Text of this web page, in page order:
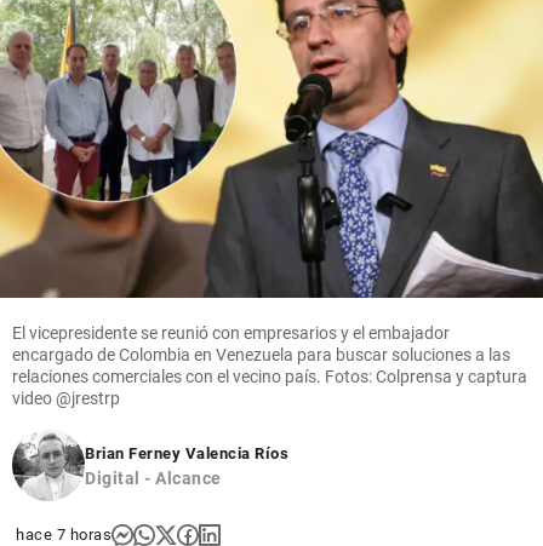
share
Cita
Textual
share
El vicepresidente se reunió con empresarios y el embajador
encargado de Colombia en Venezuela para buscar soluciones a las
relaciones comerciales con el vecino país. Fotos: Colprensa y captura
video @jrestrp
Brian Ferney Valencia Ríos
Digital - Alcance
hace 7 horas